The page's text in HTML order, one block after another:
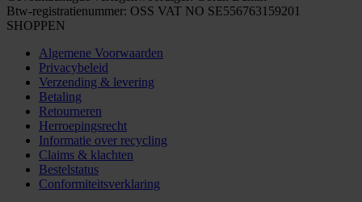
Btw-registratienummer: OSS VAT NO SE556763159201
SHOPPEN
Algemene Voorwaarden
Privacybeleid
Verzending & levering
Betaling
Retourneren
Herroepingsrecht
Informatie over recycling
Claims & klachten
Bestelstatus
Conformiteitsverklaring